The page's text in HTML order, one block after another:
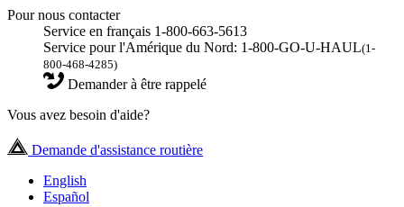
Pour nous contacter
Service en français 1-800-663-5613
Service pour l'Amérique du Nord: 1-800-GO-U-HAUL(1-
800-468-4285)
Demander à être rappelé
Vous avez besoin d'aide?
Demande d'assistance routière
English
Español